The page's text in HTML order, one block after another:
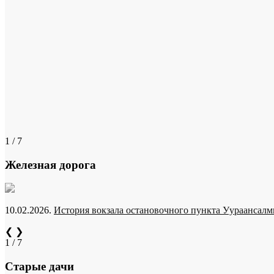
1 / 7
Железная дорога
10.02.2026. История вокзала остановочного пункта
❮ ❯
1 / 7
Старые дачи